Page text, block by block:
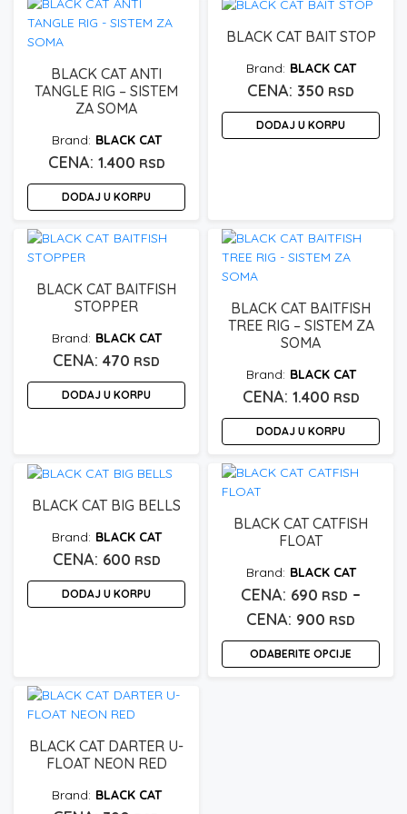
BLACK CAT ANTI
TANGLE RIG – SISTEM
ZA SOMA
BLACK CAT
1.400 RSD
DODAJ U KORPU
BLACK CAT BAIT STOP
BLACK CAT
350 RSD
DODAJ U KORPU
BLACK CAT BAITFISH
STOPPER
BLACK CAT
470 RSD
DODAJ U KORPU
BLACK CAT BAITFISH
TREE RIG – SISTEM ZA
SOMA
BLACK CAT
1.400 RSD
DODAJ U KORPU
BLACK CAT BIG BELLS
BLACK CAT
600 RSD
DODAJ U KORPU
BLACK CAT CATFISH
FLOAT
BLACK CAT
690 RSD –
900 RSD
cena:
od
ODABERITE OPCIJE
BLACK CAT DARTER U-
FLOAT NEON RED
BLACK CAT